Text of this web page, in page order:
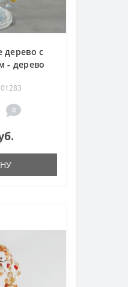
дерево с
- дерево
0